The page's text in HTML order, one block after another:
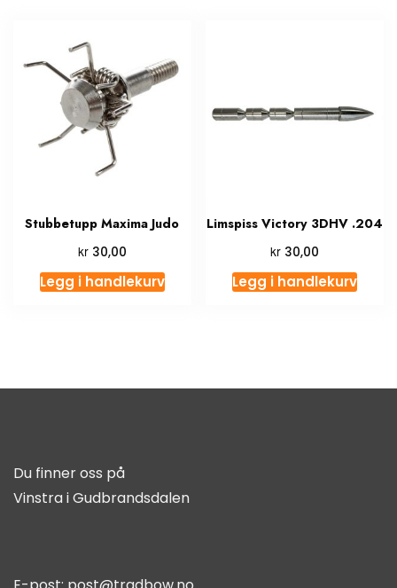
Stubbetupp Maxima Judo
kr30,00
Legg i handlekurv
Limspiss Victory 3DHV .204
kr 30,00
Legg i handlekurv
Du finner oss på
Vinstra i Gudbrandsdalen